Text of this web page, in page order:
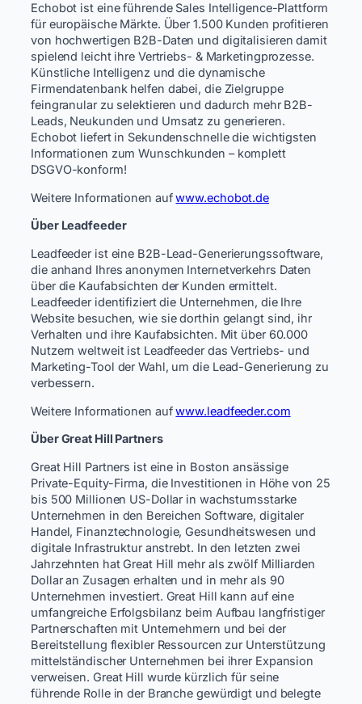
Echobot ist eine führende Sales Intelligence-Plattform
für europäische Märkte. Über 1.500 Kunden profitieren
von hochwertigen B2B-Daten und digitalisieren damit
spielend leicht ihre Vertriebs- & Marketingprozesse.
Künstliche Intelligenz und die dynamische
Firmendatenbank helfen dabei, die Zielgruppe
feingranular zu selektieren und dadurch mehr B2B-
Leads, Neukunden und Umsatz zu generieren.
Echobot liefert in Sekundenschnelle die wichtigsten
Informationen zum Wunschkunden – komplett
DSGVO-konform!
Weitere Informationen aufwww.echobot.de
Über Leadfeeder
Leadfeeder ist eine B2B-Lead-Generierungssoftware,
die anhand Ihres anonymen Internetverkehrs Daten
über die Kaufabsichten der Kunden ermittelt.
Leadfeeder identifiziert die Unternehmen, die Ihre
Website besuchen, wie sie dorthin gelangt sind, ihr
Verhalten und ihre Kaufabsichten. Mit über 60.000
Nutzern weltweit ist Leadfeeder das Vertriebs- und
Marketing-Tool der Wahl, um die Lead-Generierung zu
verbessern.
Weitere Informationen aufwww.leadfeeder.com
Über Great Hill Partners
Great Hill Partners ist eine in Boston ansässige
Private-Equity-Firma, die Investitionen in Höhe von 25
bis 500 Millionen US-Dollar in wachstumsstarke
Unternehmen in den Bereichen Software, digitaler
Handel, Finanztechnologie, Gesundheitswesen und
digitale Infrastruktur anstrebt. In den letzten zwei
Jahrzehnten hat Great Hill mehr als zwölf Milliarden
Dollar an Zusagen erhalten und in mehr als 90
Unternehmen investiert. Great Hill kann auf eine
umfangreiche Erfolgsbilanz beim Aufbau langfristiger
Partnerschaften mit Unternehmern und bei der
Bereitstellung flexibler Ressourcen zur Unterstützung
mittelständischer Unternehmen bei ihrer Expansion
verweisen. Great Hill wurde kürzlich für seine
führende Rolle in der Branche gewürdigt und belegte